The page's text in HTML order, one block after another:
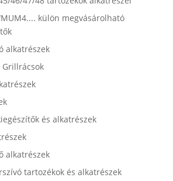
külön megvásárolható
alkatrészek
és alkatrészek
alkatrészek
tartozékok és alkatrészek